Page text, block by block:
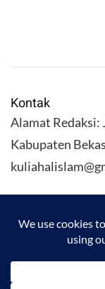
Kontak
Alamat Redaksi:
Kabupaten